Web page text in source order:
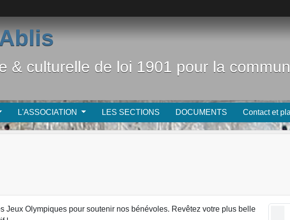
& culturelle de loi 1901 pour la
L'ASSOCIATION LES SECTIONS DOCUMENTS Contact et
Jeux Olympiques pour soutenir nos bénévoles. Revêtez votre plus belle